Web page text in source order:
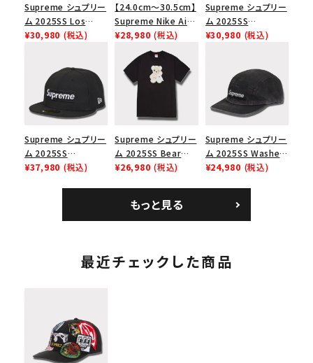
Supreme シュプリー
ム 2025SS Los
Angeles Fire Relief
スロゴTシャツ ホワ
イト 白
¥30,980 (税込)
【24.0cm～30.5cm】
Supreme Nike Air
Force 1 Low シュプ
リーム ナイキエアフォ
ース１スニーカー シ
ューズ ホワイト
¥28,980 (税込)
Supreme シュプリー
ム 2025SS
SpongeBob
ステリレーシングロン
グスリーブTシャツ
ホワイト 白
¥30,980 (税込)
Supreme シュプリー
ム 2025SS
Championship Box
キャップ ブラック 黒
¥37,980 (税込)
Supreme シュプリー
ム 2025SS Bear
Tee ベア Tシャツ ブ
¥26,980 (税込)
Supreme シュプリー
ム 2025SS Washed
Chino Twill Camp
ブラック 黒
¥24,980 (税込)
もっと見る
最近チェックした商品